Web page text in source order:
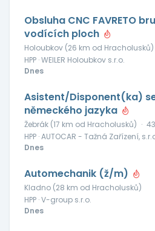
Obsluha CNC FAVRETO
vodících ploch
Holoubkov (26 km od Hracholusků)
HPP · WEILER Holoubkov s.r.o.
Dnes
Asistent/Disponent(ka)
německého jazyka
Žebrák (17 km od Hracholusků) ·
HPP · AUTOCAR - Tažná Zařízení,
Dnes
Automechanik (ž/m)
Kladno (28 km od Hracholusků)
HPP · V-group s.r.o.
Dnes